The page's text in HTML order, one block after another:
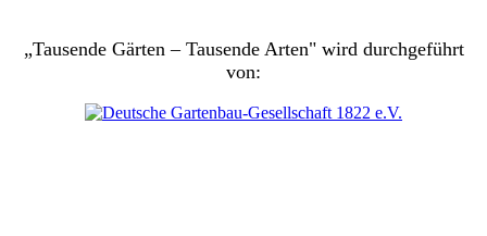
„Tausende Gärten – Tausende Arten" wird durchgeführt
von: